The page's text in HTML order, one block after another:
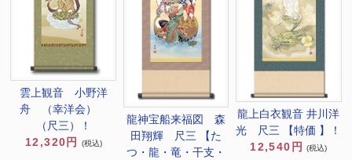
雲上観音 小野洋
舟 （幸洋会）
（尺三）！
12,320円
(税込)
龍神宝船来福図 森
田翔輝 尺三 【た
つ・龍・竜・干支・
龍上白衣観音 井川洋
光 尺三 【特価 】！
12,540円
(税込)